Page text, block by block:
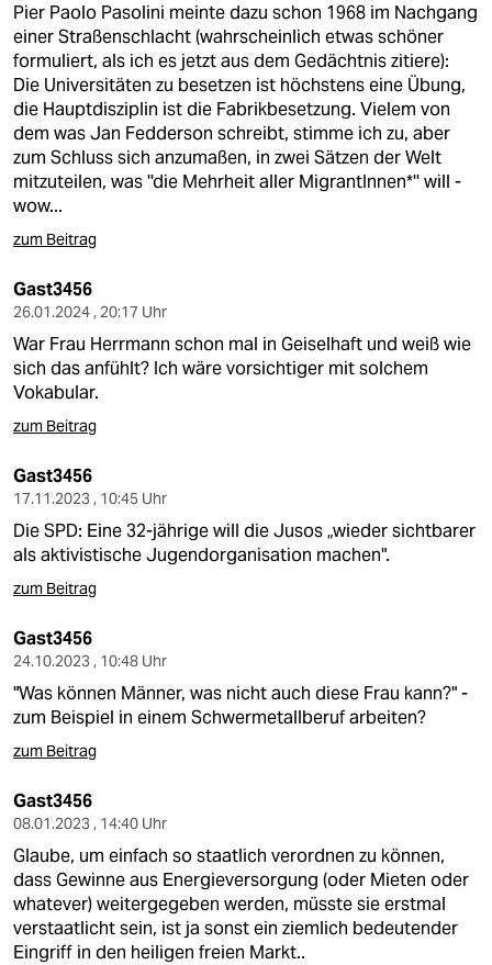
Pier Paolo Pasolini meinte dazu schon 1968 im Nachgang
einer Straßenschlacht (wahrscheinlich etwas schöner
formuliert, als ich es jetzt aus dem Gedächtnis zitiere):
Die Universitäten zu besetzen ist höchstens eine Übung,
die Hauptdisziplin ist die Fabrikbesetzung. Vielem von
dem was Jan Fedderson schreibt, stimme ich zu, aber
zum Schluss sich anzumaßen, in zwei Sätzen der Welt
mitzuteilen, was ''die Mehrheit aller MigrantInnen*'' will -
wow...
zum Beitrag
Gast3456
26.01.2024 , 20:17 Uhr
War Frau Herrmann schon mal in Geiselhaft und weiß wie
sich das anfühlt? Ich wäre vorsichtiger mit solchem
Vokabular.
zum Beitrag
Gast3456
17.11.2023 , 10:45 Uhr
Die SPD: Eine 32-jährige will die Jusos „wieder sichtbarer
als aktivistische Jugendorganisation machen".
zum Beitrag
Gast3456
24.10.2023 , 10:48 Uhr
"Was können Männer, was nicht auch diese Frau kann?" -
zum Beispiel in einem Schwermetallberuf arbeiten?
zum Beitrag
Gast3456
08.01.2023 , 14:40 Uhr
Glaube, um einfach so staatlich verordnen zu können,
dass Gewinne aus Energieversorgung (oder Mieten oder
whatever) weitergegeben werden, müsste sie erstmal
verstaatlicht sein, ist ja sonst ein ziemlich bedeutender
Eingriff in den heiligen freien Markt..